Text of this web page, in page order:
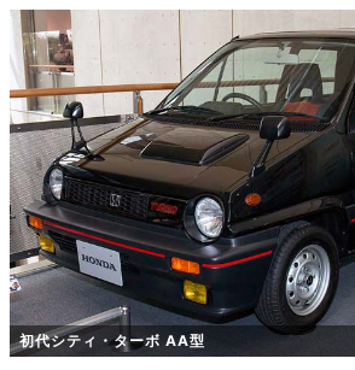
初代シティ・ターボ AA型